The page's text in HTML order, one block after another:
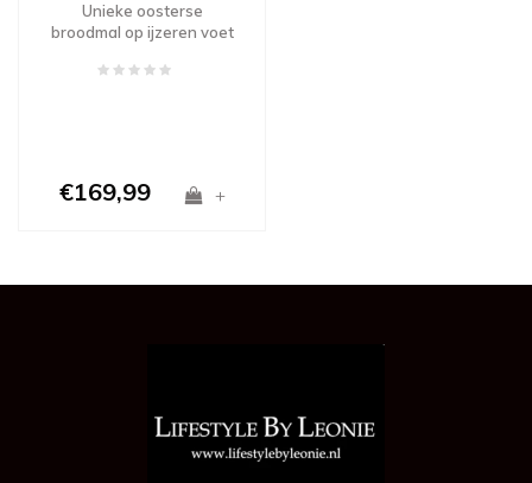
Unieke oosterse
broodmal op ijzeren voet
€169,99 +